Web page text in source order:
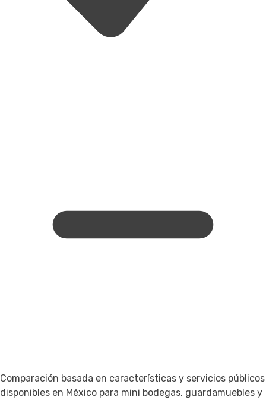
Comparación basada en características y servicios públicos
disponibles en México para mini bodegas, guardamuebles y